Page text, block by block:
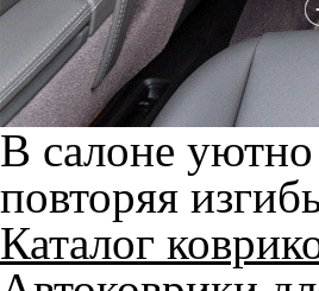
В салоне уютно
повторяя
Каталог